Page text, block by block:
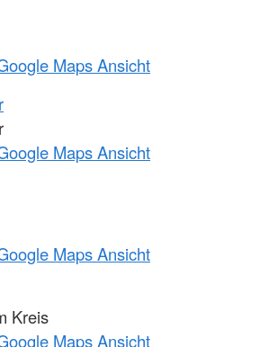
Maps Ansicht
Maps Ansicht
Maps Ansicht
Kreis
Maps Ansicht